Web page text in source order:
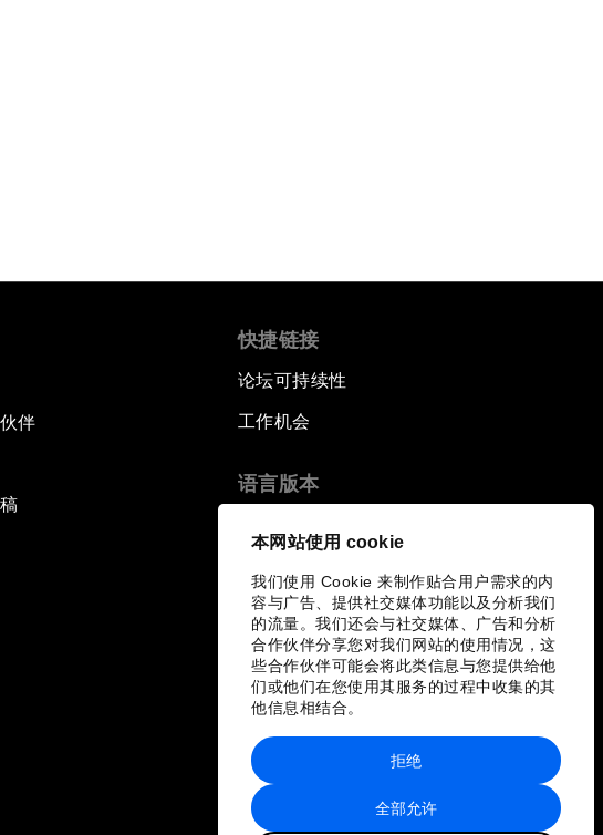
本网站使用 cookie
我们使用 Cookie 来制作贴合用户需求的内
容与广告、提供社交媒体功能以及分析我们
的流量。我们还会与社交媒体、广告和分析
合作伙伴分享您对我们网站的使用情况，这
些合作伙伴可能会将此类信息与您提供给他
们或他们在您使用其服务的过程中收集的其
他信息相结合。
全部允许
拒绝
伴
快捷链接
论坛可持续性
工作机会
语言版本